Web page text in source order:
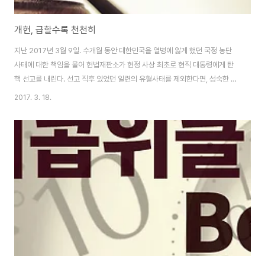
개헌, 급할수록 천천히
지난 2017년 3월 9일. 수개월 동안 대한민국을 열병에 앓게 했던 국정 농단
사태에 대한 책임을 물어 헌법재판소가 헌정 사상 최초로 현직 대통령에게 탄
핵 선고를 내린다. 선고 직후 있었던 일련의 유혈사태를 제외한다면, 성숙한 시
민의식을 가진 우리 국민이 몇 달에 걸쳐 헌법이 보장하는 범위 내에서 평화롭
외신에서 놀랄 만큼 너무도 값진 성취였고 이를 통해서 앞으로 대한민국은 더
나은 미래를 모두 함께 만들어 갈 수 있으리라는 확신에 기뻐할 수 있었다. 하지
만 이 기쁨도 잠시. 얼마 지나지 않은 5일 후 3월 14일, 갑작스럽게 정치권에
서 자유한국당, 국민의 당, 바른 정당 간의 야 3 당 회동을 통해 개헌을 국민투
표로 대선과 함께..
2017. 3. 18.